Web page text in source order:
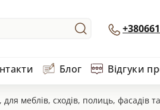
Блог Відгуки
меблів, сходів, полиць, фасадів